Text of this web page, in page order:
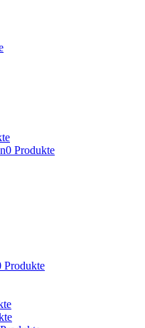
0 Produkte
Produkte